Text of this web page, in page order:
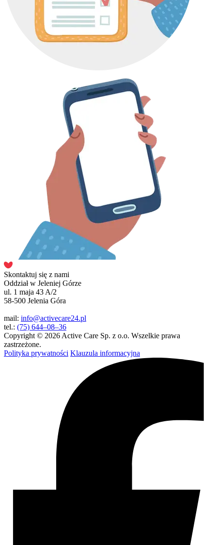
Skontaktuj się z nami
Oddział w Jeleniej Górze
ul. 1 maja 43 A/2
58-500 Jelenia Góra
mail: info@activecare24.pl
tel.: (75) 644–08–36
Copyright © 2026 Active Care Sp. z o.o. Wszelkie prawa
zastrzeżone.
Polityka prywatności Klauzula informacyjna